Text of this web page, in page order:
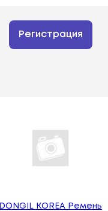
Регистрация
DONGIL KOREA Ремень